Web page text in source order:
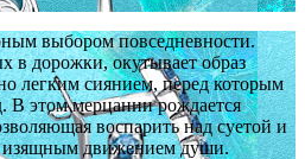
выбором повседневности.
в дорожки, окутывает образ
легким сиянием, перед которым
В этом мерцании рождается
воспарить над суетой и
изящным движением души.